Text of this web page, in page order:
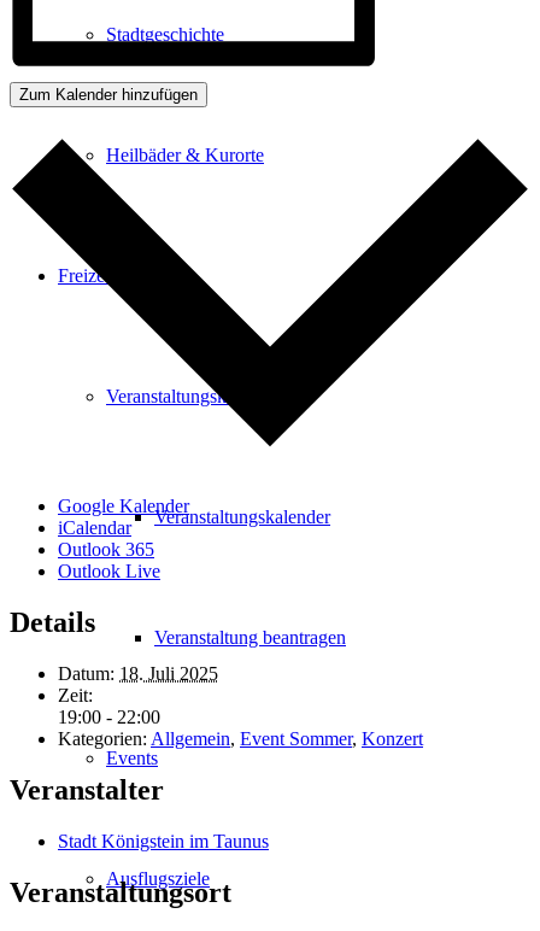
Stadtgeschichte
Heilbäder & Kurorte
Freizeit
Veranstaltungskalender
Veranstaltungskalender
Veranstaltung beantragen
Events
Ausflugsziele
Zum Kalender hinzufügen
Google Kalender
iCalendar
Outlook 365
Outlook Live
Details
Datum: 18. Juli 2025
Zeit:
19:00 - 22:00
Kategorien: Allgemein, Event Sommer, Konzert
Veranstalter
Stadt Königstein im Taunus
Veranstaltungsort